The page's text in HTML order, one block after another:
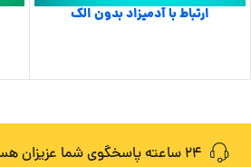
ارتباط با آدمیزاد بدون الک
24 ساعته پاسخگوی شما عزیزان هستیم